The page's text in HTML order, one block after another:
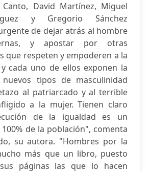
David Martínez, Miguel
y Gregorio Sánchez
de dejar atrás al hombre
y apostar por otras
que respeten y empoderen a la
cada uno de ellos exponen la
tipos de masculinidad
al patriarcado y al terrible
a la mujer. Tienen claro
de la igualdad es un
de la población", comenta
su autora. "Hombres por la
más que un libro, puesto
páginas las que lo hacen